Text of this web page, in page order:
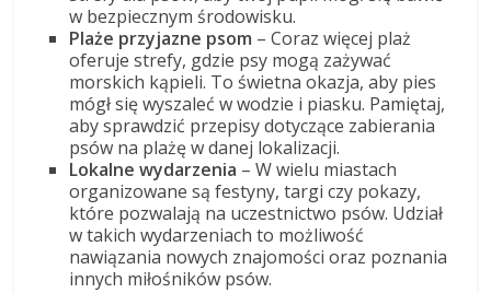
w bezpiecznym środowisku.
Plaże przyjazne psom – Coraz więcej plaż
oferuje strefy, gdzie psy mogą zażywać
morskich kąpieli. To świetna okazja, aby pies
mógł się wyszaleć w wodzie i piasku. Pamiętaj,
aby sprawdzić przepisy dotyczące zabierania
psów na plażę w danej lokalizacji.
Lokalne wydarzenia – W wielu miastach
organizowane są festyny, targi czy pokazy,
które pozwalają na uczestnictwo psów. Udział
w takich wydarzeniach to możliwość
nawiązania nowych znajomości oraz poznania
innych miłośników psów.